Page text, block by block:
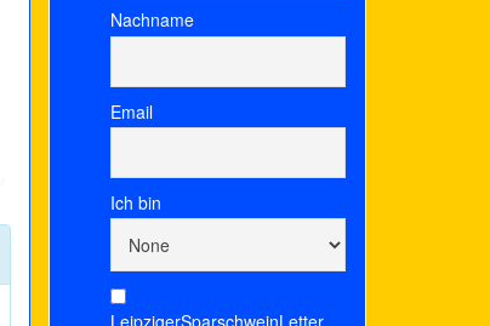
Nachname
Email
Ich bin